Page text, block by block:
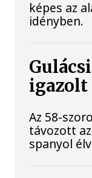
képes az
idényben.
igazolt
Az 58-
távozott
spanyol